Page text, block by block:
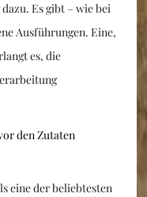
Es gibt – wie bei
Ausführungen. Eine,
es, die
den Zutaten
eine der beliebtesten